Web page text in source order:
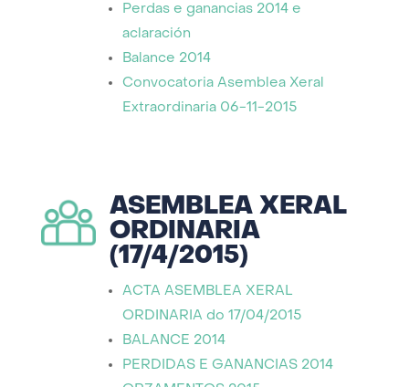
Perdas e ganancias 2014 e
aclaración
Balance 2014
Convocatoria Asemblea Xeral
Extraordinaria 06-11-2015
ASEMBLEA XERAL
ORDINARIA
(17/4/2015)
ACTA ASEMBLEA XERAL
ORDINARIA do 17/04/2015
BALANCE 2014
PERDIDAS E GANANCIAS 2014